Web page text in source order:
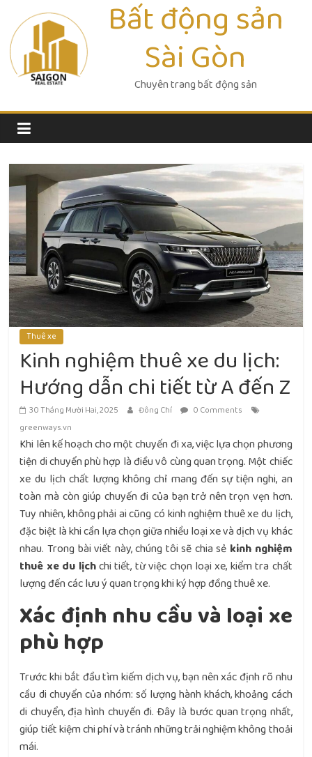
content
Bất động sản
Sài Gòn
Chuyên trang bất động sản
Thuê xe
Kinh nghiệm thuê xe du lịch:
Hướng dẫn chi tiết từ A đến Z
30 Tháng Mười Hai, 2025 Đông Chí
0 Comments
greenways.vn
Khi lên kế hoạch cho một chuyến đi xa, việc lựa chọn phương
tiện di chuyển phù hợp là điều vô cùng quan trọng. Một chiếc
xe du lịch chất lượng không chỉ mang đến sự tiện nghi, an
toàn mà còn giúp chuyến đi của bạn trở nên trọn vẹn hơn.
Tuy nhiên, không phải ai cũng có kinh nghiệm thuê xe du lịch,
đặc biệt là khi cần lựa chọn giữa nhiều loại xe và dịch vụ khác
nhau. Trong bài viết này, chúng tôi sẽ chia sẻ kinh nghiệm
thuê xe du lịchchi tiết, từ việc chọn loại xe, kiểm tra chất
lượng đến các lưu ý quan trọng khi ký hợp đồng thuê xe.
Xác định nhu cầu và loại xe
phù hợp
Trước khi bắt đầu tìm kiếm dịch vụ, bạn nên xác định rõ nhu
cầu di chuyển của nhóm: số lượng hành khách, khoảng cách
di chuyển, địa hình chuyến đi. Đây là bước quan trọng nhất,
giúp tiết kiệm chi phí và tránh những trải nghiệm không thoải
mái.